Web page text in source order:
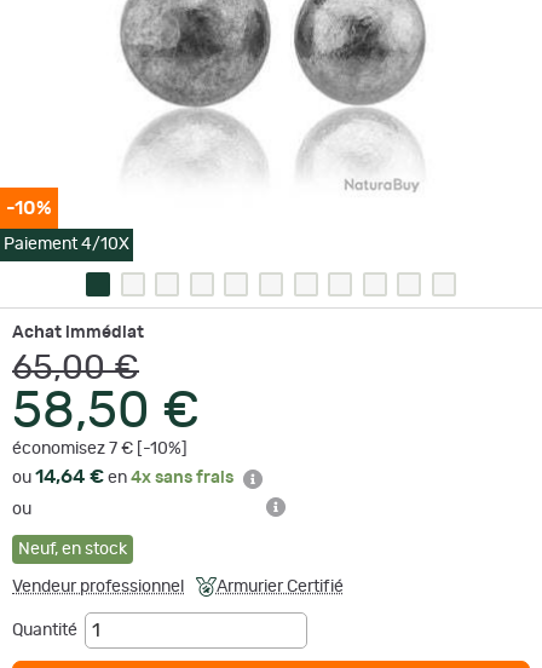
-10%
Paiement 4/10X
Achat immédiat
65,00 €
58,50 €
économisez 7 € [-10%]
ou 14,64 € en 4x sans frais
ou
Neuf, en stock
Vendeur professionnel Armurier Certifié
Quantité